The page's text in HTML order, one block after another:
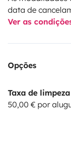
data de
Ver as
Opções
Taxa de limpeza
50,00 € por